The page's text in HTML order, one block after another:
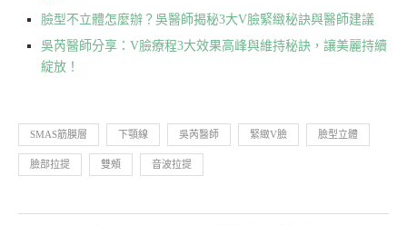
臉型不立體怎麼辦？吳醫師揭秘3大V臉緊緻秘訣與醫師建議
吳芮醫師分享：V臉療程3大效果高峰與維持秘訣，讓美麗持續
綻放！
SMAS筋膜層 下顎線 吳芮醫師 緊緻V臉 臉型立體
臉部拉提 雙頰 音波拉提